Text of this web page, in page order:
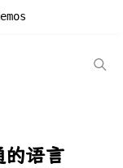
语言